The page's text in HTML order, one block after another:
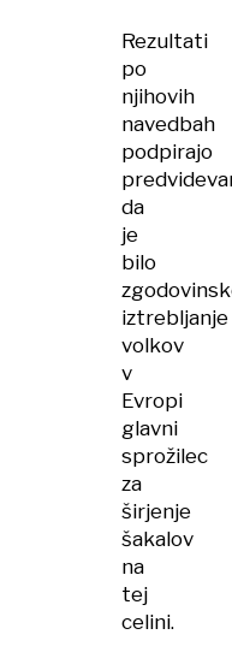
Rezultati
po
njihovih
navedbah
podpirajo
da
je
bilo
iztrebljanje
volkov
v
Evropi
glavni
sprožilec
za
širjenje
šakalov
na
tej
celini.